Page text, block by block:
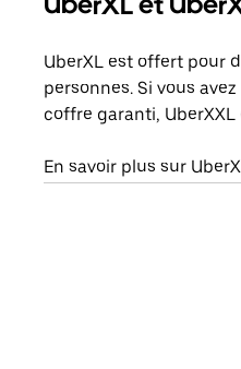
UberXL est offert pour
personnes. Si vous
coffre garanti, UberXXL
En savoir plus sur